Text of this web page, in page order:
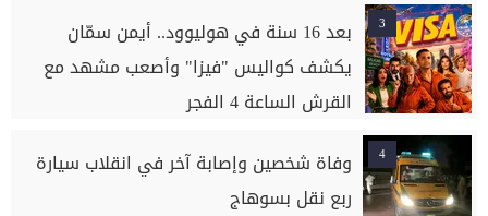
3
بعد 16 سنة في هوليوود.. أيمن سمّان
يكشف كواليس "فيزا" وأصعب مشهد مع
القرش الساعة 4 الفجر
4
وفاة شخصين وإصابة آخر في انقلاب سيارة
ربع نقل بسوهاج